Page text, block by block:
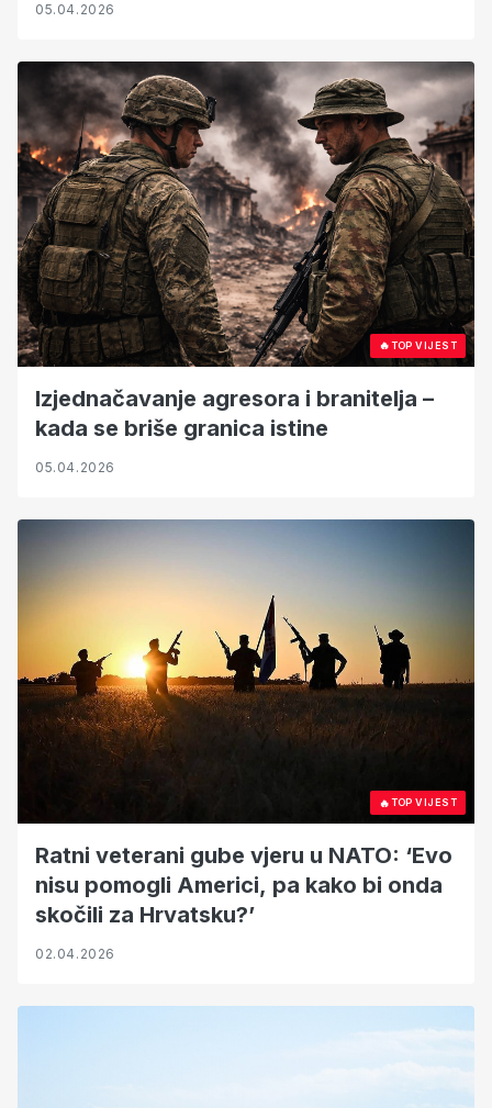
05.04.2026
🔥TOP VIJEST
Izjednačavanje agresora i branitelja –
kada se briše granica istine
05.04.2026
🔥TOP VIJEST
Ratni veterani gube vjeru u NATO: ‘Evo
nisu pomogli Americi, pa kako bi onda
skočili za Hrvatsku?’
02.04.2026